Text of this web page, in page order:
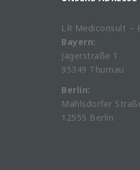
LR Mediconsult –
Bayern:
Jägerstraße 1
95349 Thurnau
Berlin:
Mahlsdorfer
12555 Berlin